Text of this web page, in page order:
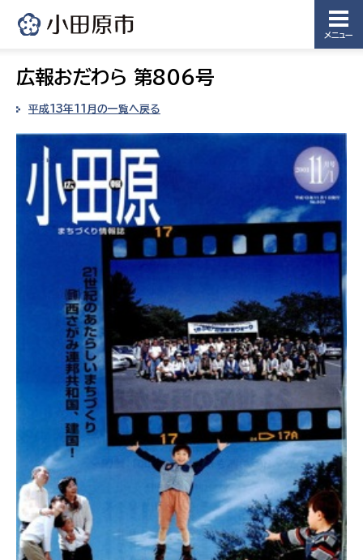
メニュー
広報おだわら 第806号
平成13年11月の一覧へ戻る